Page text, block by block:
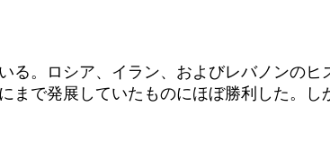
。ロシア、イラン、およびレバノンのヒ
で発展していたものにほぼ勝利した。し